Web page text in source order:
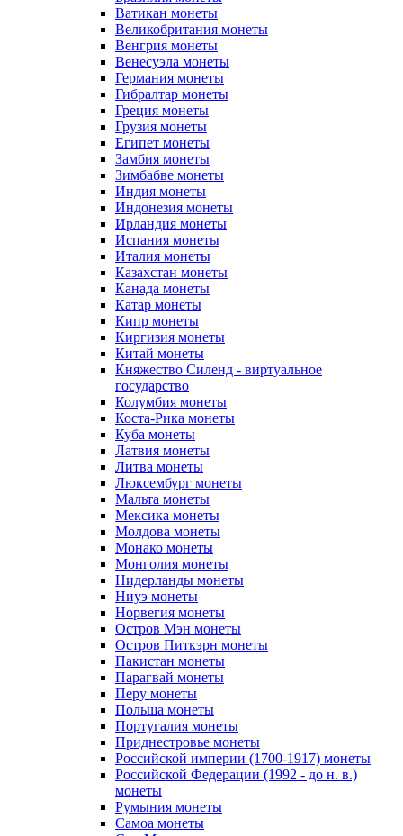
Ватикан монеты
Великобритания монеты
Венгрия монеты
Венесуэла монеты
Германия монеты
Гибралтар монеты
Греция монеты
Грузия монеты
Египет монеты
Замбия монеты
Зимбабве монеты
Индия монеты
Индонезия монеты
Ирландия монеты
Испания монеты
Италия монеты
Казахстан монеты
Канада монеты
Катар монеты
Кипр монеты
Киргизия монеты
Китай монеты
Княжество Силенд - виртуальное
государство
Колумбия монеты
Коста-Рика монеты
Куба монеты
Латвия монеты
Литва монеты
Люксембург монеты
Мальта монеты
Мексика монеты
Молдова монеты
Монако монеты
Монголия монеты
Нидерланды монеты
Ниуэ монеты
Норвегия монеты
Остров Мэн монеты
Остров Питкэрн монеты
Пакистан монеты
Парагвай монеты
Перу монеты
Польша монеты
Португалия монеты
Приднестровье монеты
Российской империи (1700-1917) монеты
Российской Федерации (1992 - до н. в.)
монеты
Румыния монеты
Самоа монеты